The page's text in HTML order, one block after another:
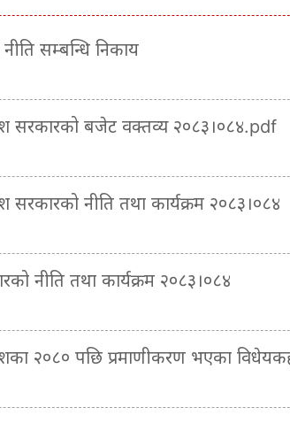
सम्बन्धि निकाय
सरकारको बजेट वक्तव्य २०८३।०८४.pdf
सरकारको नीति तथा कार्यक्रम २०८३।०८४
नीति तथा कार्यक्रम २०८३।०८४
२०८० पछि प्रमाणीकरण भएका